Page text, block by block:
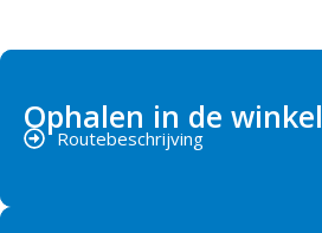
Ophalen in de winkel
Routebeschrijving